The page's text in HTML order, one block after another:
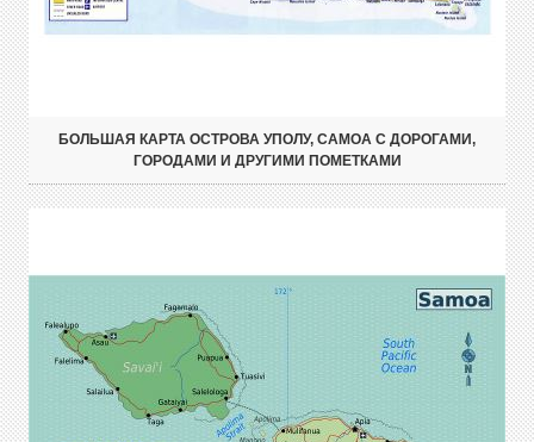
БОЛЬШАЯ КАРТА ОСТРОВА УПОЛУ, САМОА С ДОРОГАМИ,
ГОРОДАМИ И ДРУГИМИ ПОМЕТКАМИ